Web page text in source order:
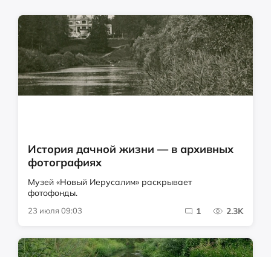
История дачной жизни — в архивных
фотографиях
Музей «Новый Иерусалим» раскрывает
фотофонды.
23 июля 09:03 1 2.3K